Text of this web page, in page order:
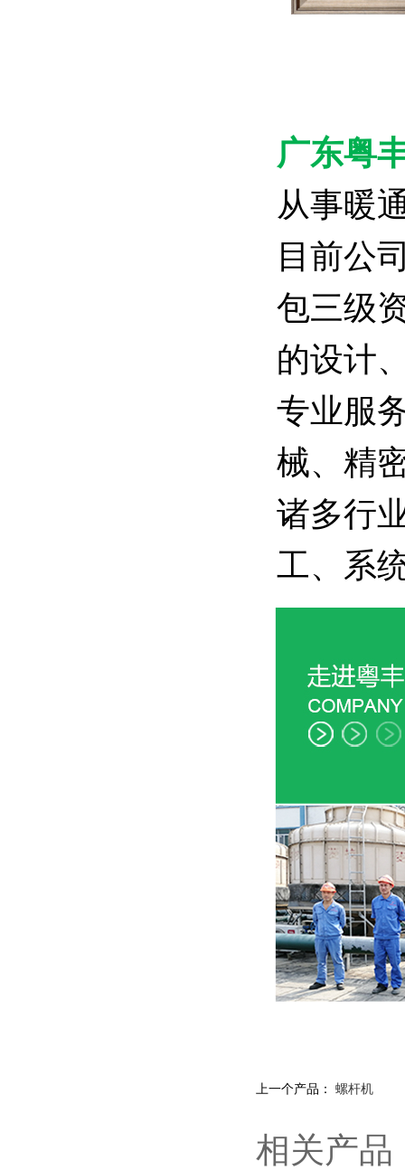
广东粤
从事暖
目前公
包三级
的设计
专业服
械、精
诸多行
工、系
上一个产品： 螺杆机
相关产品